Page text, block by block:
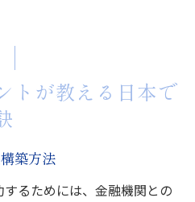
トが教える日本で
築方法
るためには、金融機関との